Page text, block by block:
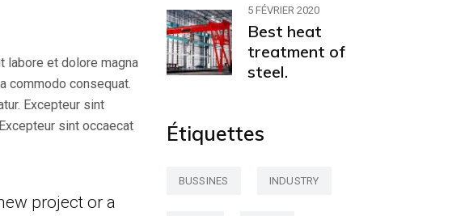
labore et dolore magna
commodo consequat.
Excepteur sint
sint occaecat
project or a
5 FÉVRIER 2020
Best heat
treatment of
steel.
Étiquettes
BUSSINES INDUSTRY